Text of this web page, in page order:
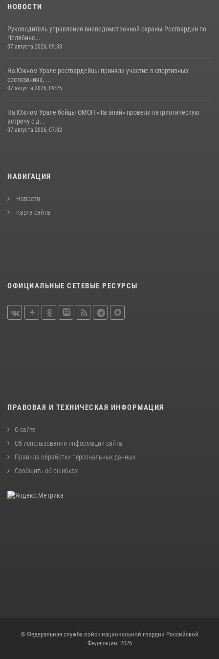
НОВОСТИ
Руководитель управления вневедомственной охраны Росгвардии по
Челябинс...
07 августа 2026, 09:33
На Южном Урале росгвардейцы приняли участие в спортивных
состязаниях, ...
07 августа 2026, 09:25
На Южном Урале бойцы ОМОН «Таганай» провели патриотическую
встречу с д...
07 августа 2026, 07:32
НАВИГАЦИЯ
Новости
Карта сайта
ОФИЦИАЛЬНЫЕ СЕТЕВЫЕ РЕСУРСЫ
ПРАВОВАЯ И ТЕХНИЧЕСКАЯ ИНФОРМАЦИЯ
О сайте
Об использовании информации сайта
Правила обработки персональных данных
Сообщить об ошибках
© Федеральная служба войск национальной гвардии Российской
Федерации, 2026